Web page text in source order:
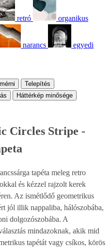
retró organikus
narancs egyedi
Telepítés
Háttérkép minősége
Circles Stripe -
tapéta meleg retro
és kézzel rajzolt kerek
Az ismétlődő geometrikus
jól illik nappaliba, hálószobába,
dolgozószobába. A
mindazoknak, akik mid
tapétát vagy csíkos, körös